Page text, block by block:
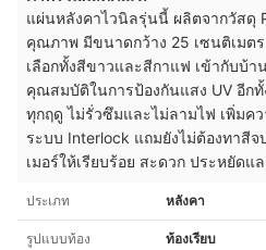
แผ่นหลังคาไวนิลรุ่นนี้ ผลิตจากวัสดุ
คุณภาพ มีขนาดกว้าง 25 เซนติเมต
เลือกทั้งสีขาวและสีกาแฟ เข้ากับบ้
คุณสมบัติในการป้องกันแสง UV อีก
ทุกฤดู ไม่รั่วซึมและไม่ลามไฟ เพิ่มค
ระบบ Interlock แถมยังไม่ต้องทาสีจ
เมอร์ให้เรียบร้อย สะดวก ประหยัดแ
ประเภท หลังคา
รูปแบบท้อง ท้องเรียบ